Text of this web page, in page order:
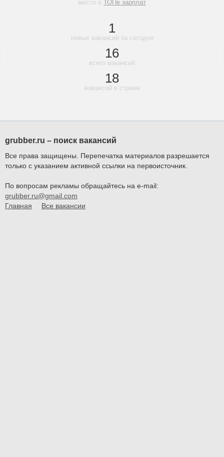
место в ТОПе зарплат
1
новых вакансий за сегодня
16
всего вакансий
18
вакансий в стране
grubber.ru – поиск вакансий
Все права защищены. Перепечатка материалов разрешается
только с указанием активной ссылки на первоисточник.
По вопросам рекламы обращайтесь на e-mail:
grubber.ru@gmail.com
Главная
Все вакансии